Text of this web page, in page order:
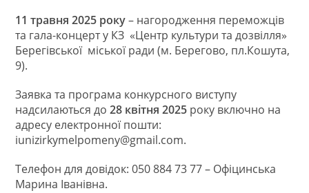
11 травня 2025 року– нагородження переможців
та гала-концерт у КЗ «Центр культури та дозвілля»
Берегівської міської ради (м. Берегово, пл.Кошута,
9).
Заявка та програма конкурсного виступу
надсилаються до28 квітня 2025 року включно на
адресу електронної пошти:
iunizirkymelpomeny@gmail.com.
Телефон для довідок: 050 884 73 77 – Офіцинська
Марина Іванівна.